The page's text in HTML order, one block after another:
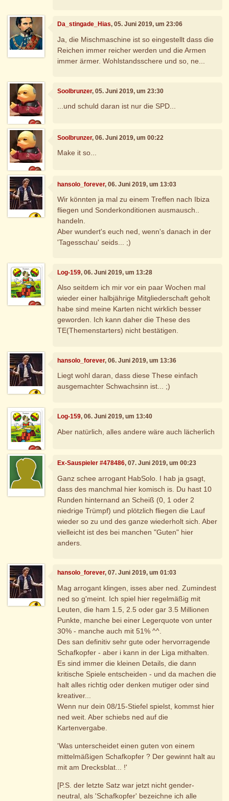
Da_stingade_Hias, 05. Juni 2019, um 23:06
Ja, die Mischmaschine ist so eingestellt dass die
Reichen immer reicher werden und die Armen
immer ärmer. Wohlstandsschere und so, ne...
Soolbrunzer, 05. Juni 2019, um 23:30
...und schuld daran ist nur die SPD...
Soolbrunzer, 06. Juni 2019, um 00:22
Make it so...
hansolo_forever, 06. Juni 2019, um 13:03
Wir könnten ja mal zu einem Treffen nach Ibiza
fliegen und Sonderkonditionen ausmausch..
handeln.
Aber wundert's euch ned, wenn's danach in der
'Tagesschau' seids... ;)
Log-159, 06. Juni 2019, um 13:28
Also seitdem ich mir vor ein paar Wochen mal
wieder einer halbjährige Mitgliederschaft geholt
habe sind meine Karten nicht wirklich besser
geworden. Ich kann daher die These des
TE(Themenstarters) nicht bestätigen.
hansolo_forever, 06. Juni 2019, um 13:36
Liegt wohl daran, dass diese These einfach
ausgemachter Schwachsinn ist... ;)
Log-159, 06. Juni 2019, um 13:40
Aber natürlich, alles andere wäre auch lächerlich
Ex-Sauspieler #478486, 07. Juni 2019, um 00:23
Ganz schee arrogant HabSolo. I hab ja gsagt,
dass des manchmal hier komisch is. Du hast 10
Runden hinternand an Scheiß (0, 1 oder 2
niedrige Trümpf) und plötzlich fliegen die Lauf
wieder so zu und des ganze wiederholt sich. Aber
vielleicht ist des bei manchen "Guten" hier
anders.
hansolo_forever, 07. Juni 2019, um 01:03
Mag arrogant klingen, isses aber ned. Zumindest
ned so g'meint. Ich spiel hier regelmäßig mit
Leuten, die ham 1.5, 2.5 oder gar 3.5 Millionen
Punkte, manche bei einer Legerquote von unter
30% - manche auch mit 51% ^^.
Des san definitiv sehr gute oder hervorragende
Schafkopfer - aber i kann in der Liga mithalten.
Es sind immer die kleinen Details, die dann
kritische Spiele entscheiden - und da machen die
halt alles richtig oder denken mutiger oder sind
kreativer...
Wenn nur dein 08/15-Stiefel spielst, kommst hier
ned weit. Aber schiebs ned auf die
Kartenvergabe.
'Was unterscheidet einen guten von einem
mittelmäßigen Schafkopfer ? Der gewinnt halt au
mit am Drecksblat... !'
[P.S. der letzte Satz war jetzt nicht gender-
neutral, als 'Schafkopfer' bezeichne ich alle